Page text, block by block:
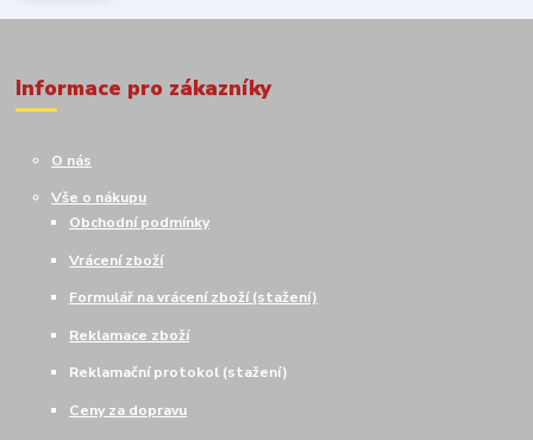
Informace pro zákazníky
O nás
Vše o nákupu
Obchodní podmínky
Vrácení zboží
Formulář na vrácení zboží (stažení)
Reklamace zboží
Reklamační protokol (stažení)
Ceny za dopravu